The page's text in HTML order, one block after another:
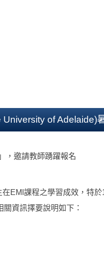
of Adelaide)
，邀請教師踴躍報名
EMI課程之學習成效，特於
資訊擇要說明如下：